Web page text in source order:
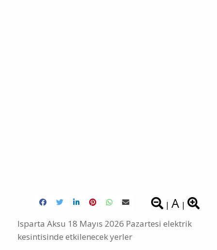
| A |
Isparta Aksu 18 Mayıs 2026 Pazartesi elektrik
kesintisinde etkilenecek yerler